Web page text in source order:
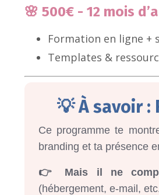
🌸 500€ - 12 mois
Formation en ligne +
Templates &
💡 À savoir :
Ce programme te
branding et ta présence
👉 Mais il ne
(hébergement, e-mail,